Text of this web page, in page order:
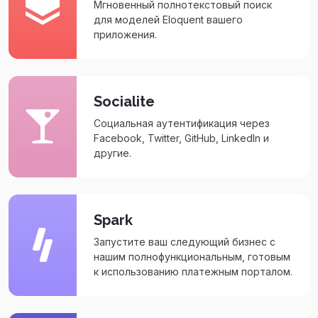
Мгновенный полнотекстовый поиск
для моделей Eloquent вашего
приложения.
Socialite
Социальная аутентификация через
Facebook, Twitter, GitHub, LinkedIn и
другие.
Spark
Запустите ваш следующий бизнес с
нашим полнофункциональным, готовым
к использованию платежным порталом.